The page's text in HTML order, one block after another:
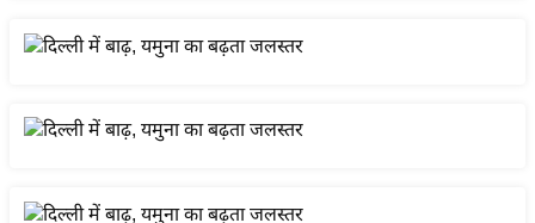
ष्ट्री
बि
स